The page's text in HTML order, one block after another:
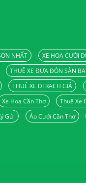
NHẤT XE HOA CƯỚI
THUÊ XE ĐƯA ĐÓN SÂN
THUÊ XE ĐI RẠCH GIÁ
Xe Hoa Cần Thơ Thuê Xe
Gửi Áo Cưới Cần Thơ